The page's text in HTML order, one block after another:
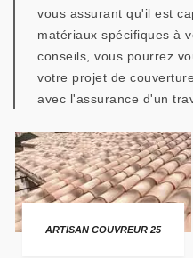
vous assurant qu'il est
matériaux spécifiques à
conseils, vous pourrez
votre projet de
avec l'assurance d'un
ARTISAN COUVREUR 25